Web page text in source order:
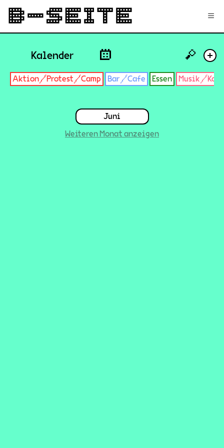
≡
Kalender +
🔎
Aktion/Protest/Camp Bar/Cafe Essen Musik/
Juni
Weiteren Monat anzeigen